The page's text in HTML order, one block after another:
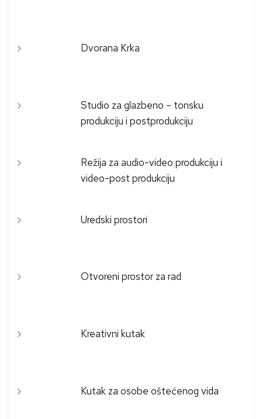
Dvorana Krka
Studio za glazbeno – tonsku
produkciju i postprodukciju
Režija za audio-video produkciju i
video-post produkciju
Uredski prostori
Otvoreni prostor za rad
Kreativni kutak
Kutak za osobe oštećenog vida